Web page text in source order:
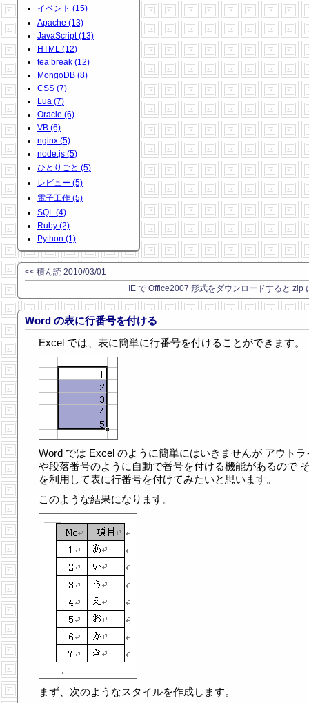
イベント (15)
Apache (13)
JavaScript (13)
HTML (12)
tea break (12)
MongoDB (8)
CSS (7)
Lua (7)
Oracle (6)
VB (6)
nginx (5)
node.js (5)
ひとりごと (5)
レビュー (5)
電子工作 (5)
SQL (4)
Ruby (2)
Python (1)
<< 積ん読 2010/03/01
IE で Office2007 形式をダウンロードすると zip
Word の表に行番号を付ける
Excel では、表に簡単に行番号を付けることができます。
Word では Excel のように簡単にはいきませんが アウトラ
や段落番号のように自動で番号を付ける機能があるので
を利用して表に行番号を付けてみたいと思います。
このような結果になります。
まず、次のようなスタイルを作成します。